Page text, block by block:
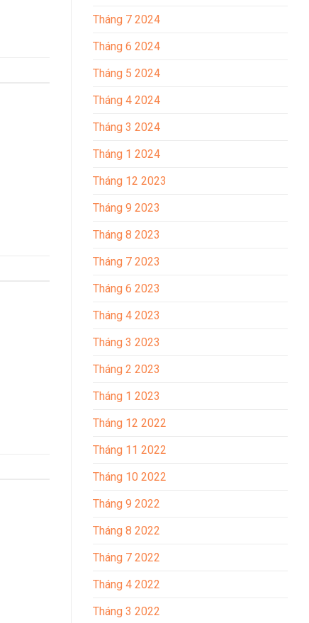
Tháng 7 2024
Tháng 6 2024
Tháng 5 2024
Tháng 4 2024
Tháng 3 2024
Tháng 1 2024
Tháng 12 2023
Tháng 9 2023
Tháng 8 2023
Tháng 7 2023
Tháng 6 2023
Tháng 4 2023
Tháng 3 2023
Tháng 2 2023
Tháng 1 2023
Tháng 12 2022
Tháng 11 2022
Tháng 10 2022
Tháng 9 2022
Tháng 8 2022
Tháng 7 2022
Tháng 4 2022
Tháng 3 2022